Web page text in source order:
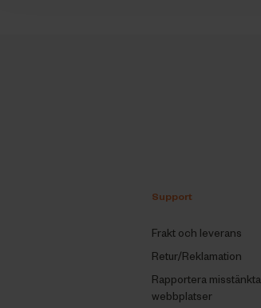
Support
Frakt och leverans
Retur/Reklamation
Rapportera misstänkta
webbplatser